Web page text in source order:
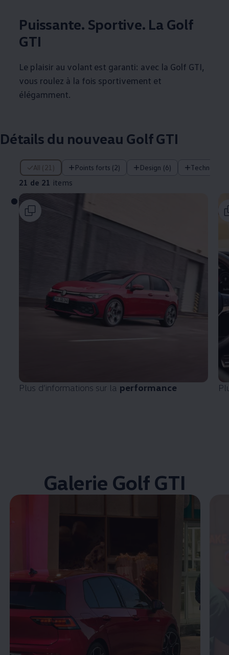
Puissante. Sportive. La Golf
GTI
Le plaisir au volant est garanti: avec la Golf GTI,
vous roulez à la fois sportivement et
élégamment.
Détails du nouveau Golf GTI
All (21) Points forts (2) Design (6)
21 de 21 items
21 de 21 items
Plus d’informations sur la performance
Galerie Golf GTI
Enable fullscreen mode